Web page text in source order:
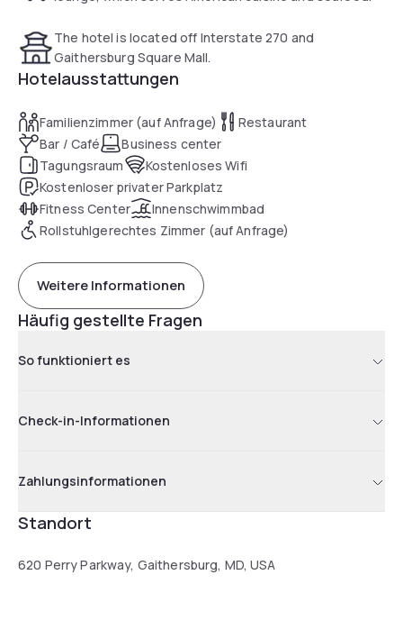
Guests can dine at Knife and Fork Restaurant and Lounge,
which features American cuisine and seafood. The on-site
market allows you the option of grab-and-go food and
beverage. The DoubleTree by Hilton Washington DC is 8 km
from the Shady Grove Metro Station, the hotel provides a
shuttle to the station. The hotel is 41.8 km from Washington
DC, which features historic attractions.
The hotel is located off Interstate 270 and
Gaithersburg Square Mall.
Hotelausstattungen
Familienzimmer (auf Anfrage)
Restaurant
Bar / Café
Business center
Tagungsraum
Kostenloses Wifi
Kostenloser privater Parkplatz
Fitness Center
Innenschwimmbad
Rollstuhlgerechtes Zimmer (auf Anfrage)
Weitere Informationen
Häufig gestellte Fragen
So funktioniert es
Check-in-Informationen
Zahlungsinformationen
Standort
620 Perry Parkway, Gaithersburg, MD, USA